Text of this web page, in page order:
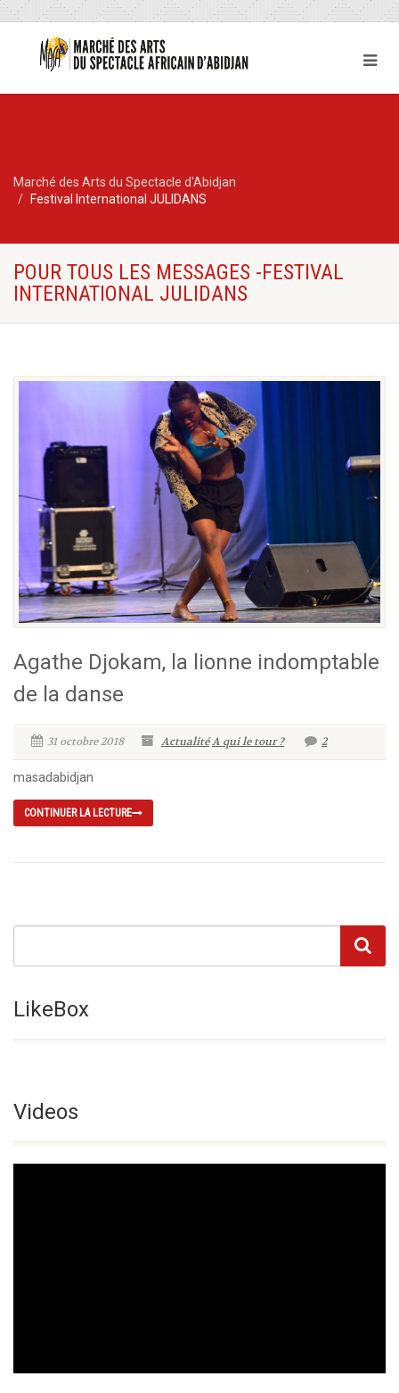
Marché des Arts du Spectacle d'Abidjan
Festival International JULIDANS
POUR TOUS LES MESSAGES -FESTIVAL
INTERNATIONAL JULIDANS
Agathe Djokam, la lionne indomptable
de la danse
31 octobre 2018 ActualitéA qui le tour ? 2
masadabidjan
CONTINUER LA LECTURE
LikeBox
Videos